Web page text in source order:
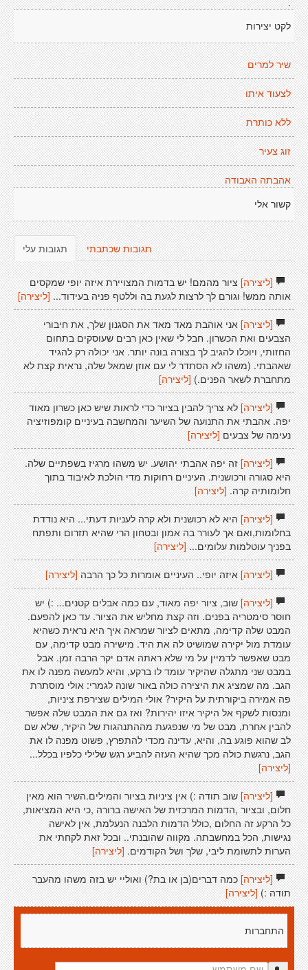
לקט יצירות
שיר למרים
לצעוד איתו
ללא כותרת
זוג צעיר
אהבתה האבודה
קשור אלי
תגובות עלי תגובות שכתבתי
[ליצירה]ציור מהמם! יש בדמות המצויירת איזה יופי שמקסים
אותה ממש! וגורם לך לרצות לגעת בה וללטף פניה בעידוד... [ליצירה]
[ליצירה]אני אוהבת מאד מאד את הסגנון שלך, את חיבורי
הצבעים ואת הכשרון. חבל לי שאין כאן רבים שעוסקים בתחום
החזותי, ויוכלו להגיב לך בצורה בונה יותר. אני יכולה רק להגיד
שאהבתי. (משהו לא הסתדר לי עם אוזן שמאל שלה, נראית קצת לא
מתחברת לשאר הפנים.) [ליצירה]
[ליצירה]לא צריך להבין בציור כדי לראות שיש כאן כשרון מאוד
יפה. אהבתי את התנועה של השיער והמחשבה בעיניים קומפוזיציה
נעימה של צבעים [ליצירה]
[ליצירה]זה יפה אהבתי יהושע. יש משהו מרגיז בשפתיים שלה.
היא סגורה ורכושנית. העיניים רחוקות מדי הולכת לאיבוד בתוך
חלומותיה קרה. [ליצירה]
[ליצירה]היא לא רכושנית ולא קרה לעניות דעתי... היא נודדת
בחלומות,ואם אך לעורר בה אמון ובטחון הרי שהיא תזרום ותפתח
בפניך עוטלמות עלומים... [ליצירה]
[ליצירה]איזה יופי.. העיניים אומרות כל כך הרבה [ליצירה]
[ליצירה]שוב, ציור יפה מאוד, עם כמה אבלים קטנים... :) יש
חוסר סימטריה בפנים. וזה קצת מחליש את הציור. עד כאן להפעם.
המבט שלה קדימה, מתאים לציור שמראה איך היא נראית כשהיא
עומדת מול יקירה שמושיט לה את היד. מישירה מבט קדימה, עם
מבט שאפשר לדמיין על מי שלא ראתה אדם יקר הרבה זמן. אבל
במבט שני מתגלה שהיקיר עומד לו ברקע, והיא למעשה מפנה לו את
הגב. מה שמציג את היצירה כולה באור שונה לגמרי: אולי מוסתרת
פה אמירה ביקורתית על היקיר? אולי המילים שצירפת ציניות,
ומנסות לשקף אל היקיר איזו יהירות? ואז גם את המבט שלה אפשר
להבין אחרת, מבט של מי שנפגעת מההתנהגות של היקיר, שלא שם
לב שהוא פוגע בה, והיא, עדינה מכדי להתפרץ, פשוט מפנה לו את
הגב, נרגשת כולה מכך שהיא העזה להביע רגש שלילי כלפיו בכלל...
[ליצירה]
[ליצירה]שוב תודה :) אין ציניות בציור והמילים.השיר הוא מאין
חלום, ובציור ,הדמות המרכזית של האישה ברורה ,כי היא המציאות,
כל הרקע זה החלום ,כולל הדמות הלבנה הנעלמת, אין לאישה
נגישות, הכל במחשבתה. מקווה שהובנתי.. ובכל זאת לקחתי את
הערות לתשומת ליבי, שלך ושל הקודמים. [ליצירה]
[ליצירה]כמה דברים(בן או בת?) ואוליי יש בזה משהו מהעבר
תודה :) [ליצירה]
התחברות